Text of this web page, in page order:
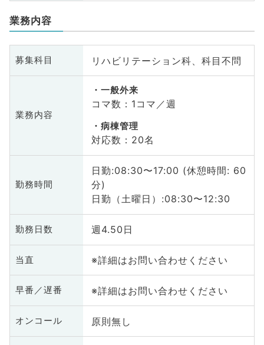
業務内容
募集科目 リハビリテーション科、科目不問
業務内容
一般外来
コマ数：1コマ／週
病棟管理
対応数：20名
勤務時間
日勤:08:30〜17:00 (休憩時間: 60
分)
日勤（土曜日）:08:30〜12:30
勤務日数 週4.50日
当直 ※詳細はお問い合わせください
早番／遅番 ※詳細はお問い合わせください
オンコール 原則無し